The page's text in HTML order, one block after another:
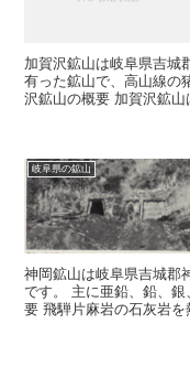
加賀沢鉱山は岐阜県吉城
有った鉱山で、高山線の
沢鉱山の概要 加賀沢鉱
岐阜県の鉱山
神岡鉱山は岐阜県吉城郡
です。 主に亜鉛、鉛、
要 飛騨片麻岩の石灰岩